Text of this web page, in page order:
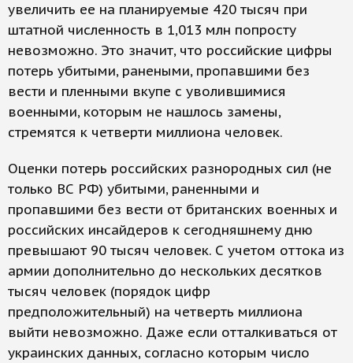
увеличить ее на планируемые 420 тысяч при
штатной численность в 1,013 млн попросту
невозможно. Это значит, что российские цифры
потерь убитыми, ранеными, пропавшими без
вести и пленными вкупе с уволившимися
военными, которым не нашлось замены,
стремятся к четверти миллиона человек.
Оценки потерь российских разнородных сил (не
только ВС РФ) убитыми, раненными и
пропавшими без вести от британских военных и
российских инсайдеров к сегодняшнему дню
превышают 90 тысяч человек. С учетом оттока из
армии дополнительно до нескольких десятков
тысяч человек (порядок цифр
предположительный) на четверть миллиона
выйти невозможно. Даже если отталкиваться от
украинских данных, согласно которым число